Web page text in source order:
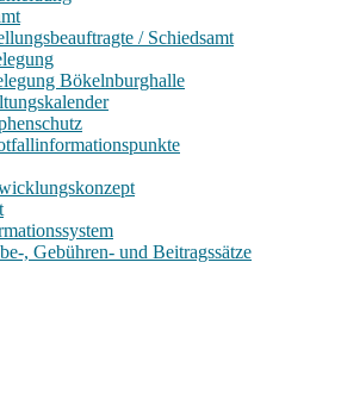
/ Schiedsamt
Bökelnburghalle
, Gebühren- und Beitragssätze